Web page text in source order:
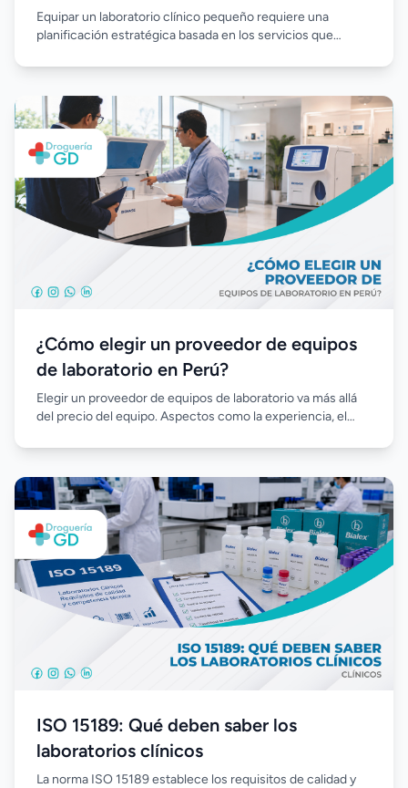
Equipar un laboratorio clínico pequeño requiere una
planificación estratégica basada en los servicios que
confiables, automatización, reactivos de calidad y un buen
garantizar resultados precisos y facilitar el crecimiento del
laboratorio a largo plazo.
¿Cómo elegir un proveedor de equipos
de laboratorio en Perú?
Elegir un proveedor de equipos de laboratorio va más allá
del precio del equipo. Aspectos como la experiencia, el
capacitación y el acompañamiento posventa son
optimizar la inversión y favorecer el crecimiento sostenible
del laboratorio.
ISO 15189: Qué deben saber los
laboratorios clínicos
La norma ISO 15189 establece los requisitos de calidad y